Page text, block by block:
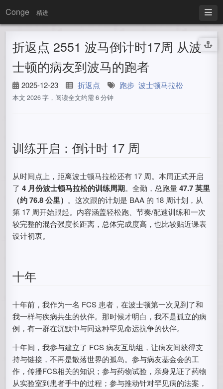
Conge 精进
折返点 2551 波马倒计时17周 从波
士顿的病友到波马的跑者
2025-12-23 折返点 跑步 波士顿马拉松
本文 2026 字，阅读全文约需 6 分钟
训练开启：倒计时 17 周
从时间点上，距离波士顿马拉松还有 17 周。本周正式开启
了4 月份波士顿马拉松的训练周期。全勤，总跑量47.7 英里
（约 76.8 公里） 。这次跟的计划是 BAA 的 18 周计划，从
第 17 周开始跟起。内容涵盖轻松跑、节奏/配速训练和一次
较完整的混合强度长距离，总体完成度高，也比较贴近课表
设计初衷。
十年
十年前，我作为一名 FCS 患者，在波士顿第一次见到了和
我一样与疾病共生的伙伴。那时候才明白，我不是孤立的病
例，有一群在沉默中与同这种罕见命运抗争的伙伴。
十年间，我参与建立了 FCS 病友互助组，让病友间获得支
持与链接，不再是散落世界的孤岛。参与病友基金会的工
作，传播FCS相关的知识；参与药物试验，亲身见证了药物
从实验室到患者手中的过程；参与推动针对罕见病的法案，